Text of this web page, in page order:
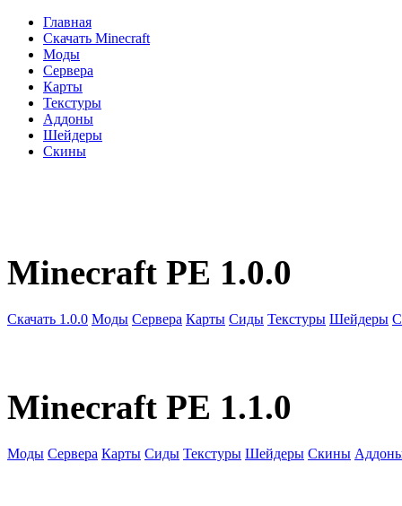
Главная
Скачать Minecraft
Моды
Сервера
Карты
Текстуры
Аддоны
Шейдеры
Скины
Minecraft PE 1.0.0
Скачать 1.0.0 Моды Сервера Карты Сиды Текстуры Шейдеры
Minecraft PE 1.1.0
Моды Сервера Карты Сиды Текстуры Шейдеры Скины